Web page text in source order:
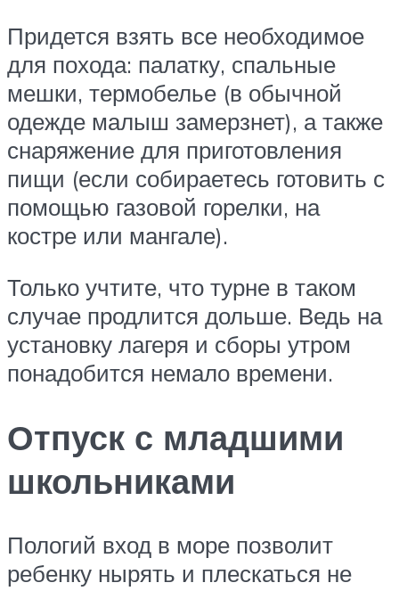
Придется взять все необходимое
для похода: палатку, спальные
мешки, термобелье (в обычной
одежде малыш замерзнет), а также
снаряжение для приготовления
пищи (если собираетесь готовить с
помощью газовой горелки, на
костре или мангале).
Только учтите, что турне в таком
случае продлится дольше. Ведь на
установку лагеря и сборы утром
понадобится немало времени.
Отпуск с младшими
школьниками
Пологий вход в море позволит
ребенку нырять и плескаться не